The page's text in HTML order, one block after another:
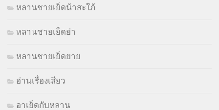
หลานชายเย็ดน้าสะใภ้
หลานชายเย็ดย่า
หลานชายเย็ดยาย
อ่านเรื่องเสียว
อาเย็ดกับหลาน